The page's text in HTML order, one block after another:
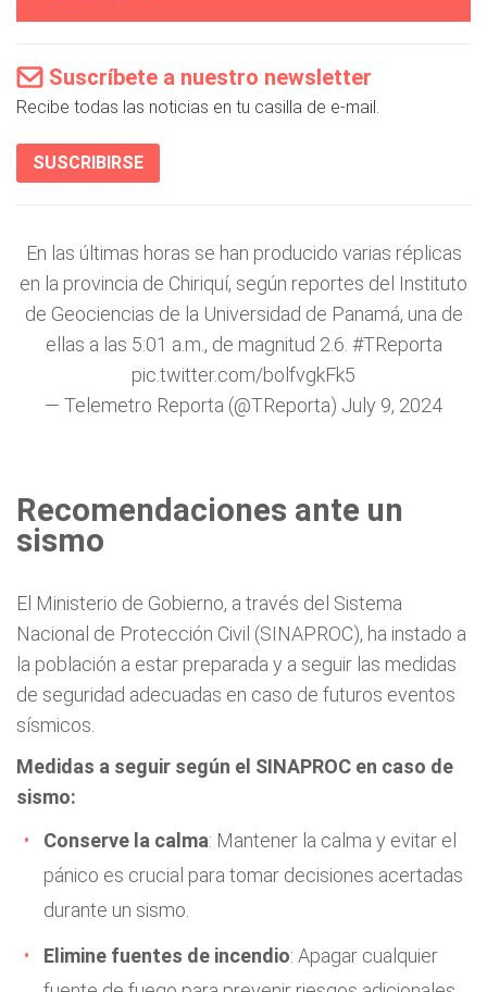
Suscríbete a nuestro newsletter
Recibe todas las noticias en tu casilla de e-mail.
SUSCRIBIRSE
En las últimas horas se han producido varias réplicas
en la provincia de Chiriquí, según reportes del Instituto
de Geociencias de la Universidad de Panamá, una de
ellas a las 5:01 a.m., de magnitud 2.6. #TReporta
pic.twitter.com/bolfvgkFk5
— Telemetro Reporta (@TReporta) July 9, 2024
Recomendaciones ante un
sismo
El Ministerio de Gobierno, a través del Sistema
Nacional de Protección Civil (SINAPROC), ha instado a
la población a estar preparada y a seguir las medidas
de seguridad adecuadas en caso de futuros eventos
sísmicos.
Medidas a seguir según el SINAPROC en caso de
sismo:
Conserve la calma: Mantener la calma y evitar el
pánico es crucial para tomar decisiones acertadas
durante un sismo.
Elimine fuentes de incendio: Apagar cualquier